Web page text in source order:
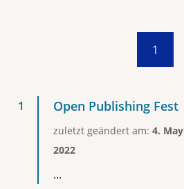
1
Open Publishing Fest
zuletzt geändert am: 4. May
2022
...